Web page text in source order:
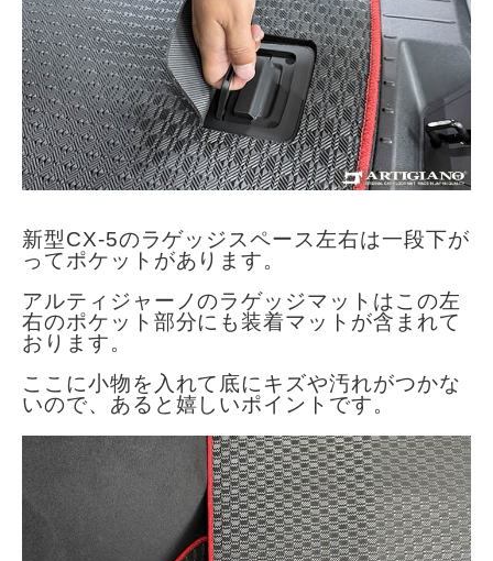
新型CX-5のラゲッジスペース左右は一段下が
ってポケットがあります。
アルティジャーノのラゲッジマットはこの左
右のポケット部分にも装着マットが含まれて
おります。
ここに小物を入れて底にキズや汚れがつかな
いので、あると嬉しいポイントです。